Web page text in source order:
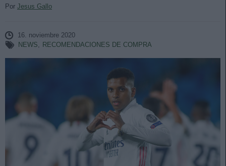
Por Jesus Gallo
16. noviembre 2020
NEWS, RECOMENDACIONES DE COMPRA